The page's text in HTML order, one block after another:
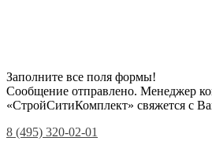
Заполните все поля формы!
Сообщение отправлено. Менеджер
«СтройСитиКомплект» свяжется с
8 (495) 320-02-01